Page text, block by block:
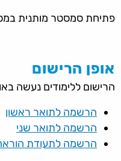
פתיחת סמסטר מותנית
אופן הרישום
הרישום ללימודים נעשה
הרשמה לתואר ראשון
הרשמה לתואר שני
הרשמה לתעודת